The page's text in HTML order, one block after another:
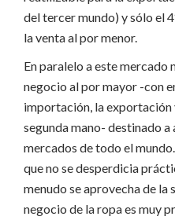
del tercer mundo) y sólo el
la venta al por menor.
En paralelo a este mercado
negocio al por mayor -con
importación, la
segunda mano- destinado
mercados de todo el
que no se desperdicia
menudo se aprovecha de la
negocio de la ropa es muy